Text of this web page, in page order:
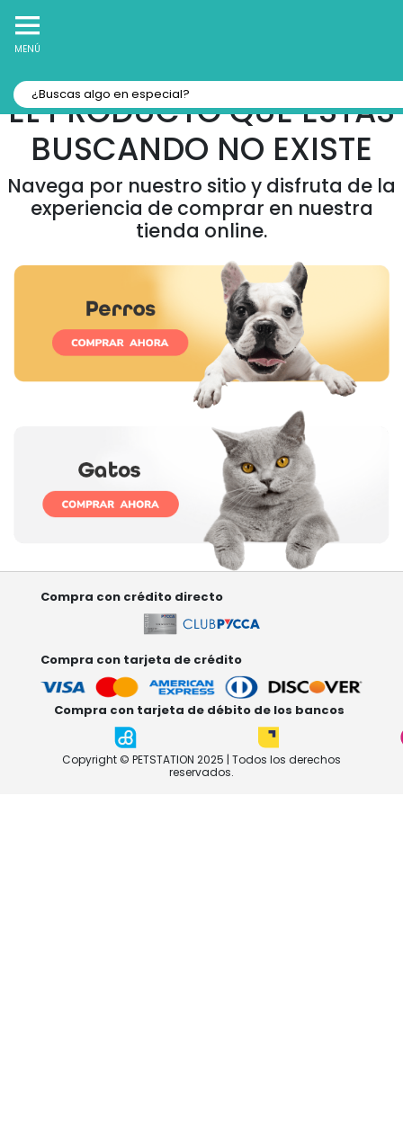
MENÚ
EL PRODUCTO QUE ESTAS
BUSCANDO NO EXISTE
Navega por nuestro sitio y disfruta de la
experiencia de comprar en nuestra
tienda online.
Compra con crédito directo
Compra con tarjeta de crédito
Compra con tarjeta de débito de los bancos
Copyright © PETSTATION 2025 | Todos los derechos
reservados.